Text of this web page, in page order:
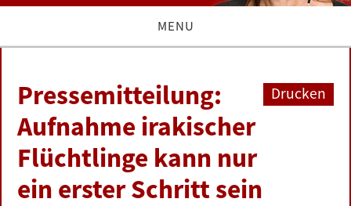
MENU
BUNDESTAG
PRESSE
ZUR PERSON
Drucken
Pressemitteilung:
Aufnahme irakischer
Flüchtlinge kann nur
ein erster Schritt sein